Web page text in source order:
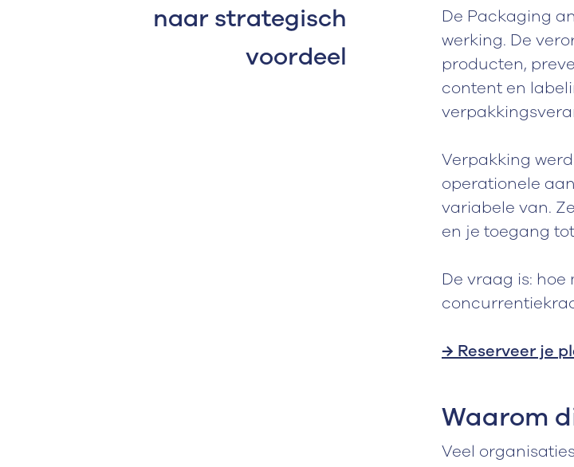
naar strategisch
voordeel
De Packaging
werking. De
producten,
content en
Verpakking
operationele
variabele van.
en je toegang
De vraag is:
→ Reserveer je
Waarom
Veel